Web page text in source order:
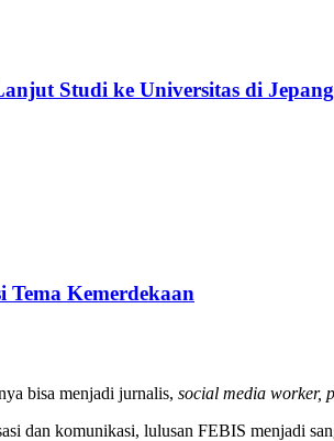
Studi ke Universitas di
Kemerdekaan
bisa menjadi jurnalis, social media worker,
dan komunikasi, lulusan FEBIS menjadi